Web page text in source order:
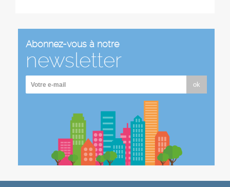
Abonnez-vous à notre
newsletter
ok